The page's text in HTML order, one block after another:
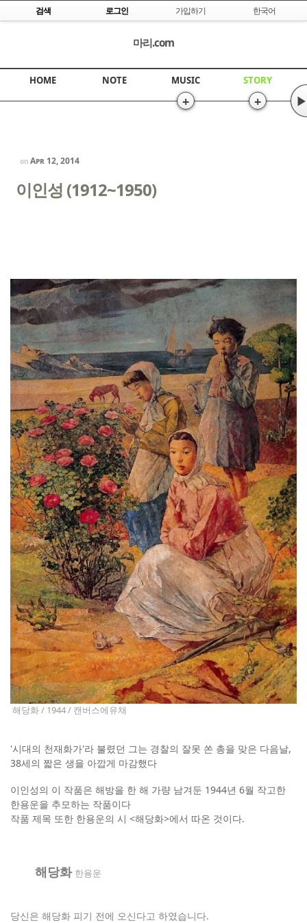
Skip to content
검색 로그인 가입하기 한국어
마리.com
HOME NOTE MUSIC
+
STORY
+ ▶
on Apr 12, 2014
이인성 (1912~1950)
해당화 / 1944 / 캔버스에유채
'시대의 천재화가'라 불렸던 그는 경찰의 잘못 쏜 총을 맞은 다음날,
38세의 짧은 생을 아깝게 마감했다
이인성의 이 작품은 해방을 한 해 가량 남겨둔 1944년 6월 작고한
한용운을 추모하는 작품이다
작품 제목 또한 한용운의 시 <해당화>에서 따온 것이다.
해당화 한용운
당신은 해당화 피기 전에 오신다고 하였습니다.